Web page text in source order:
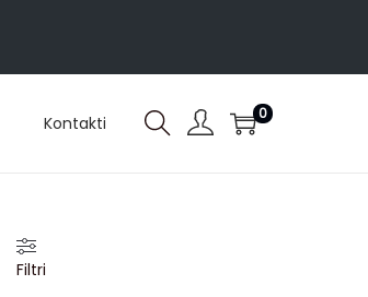
Kontakti 0
Filtri